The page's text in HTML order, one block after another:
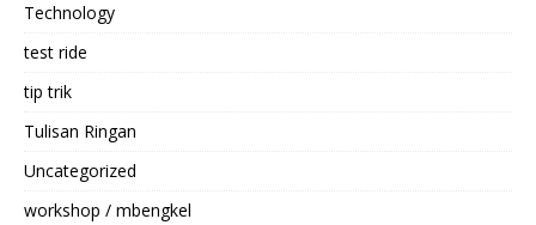
Technology
test ride
tip trik
Tulisan Ringan
Uncategorized
workshop / mbengkel